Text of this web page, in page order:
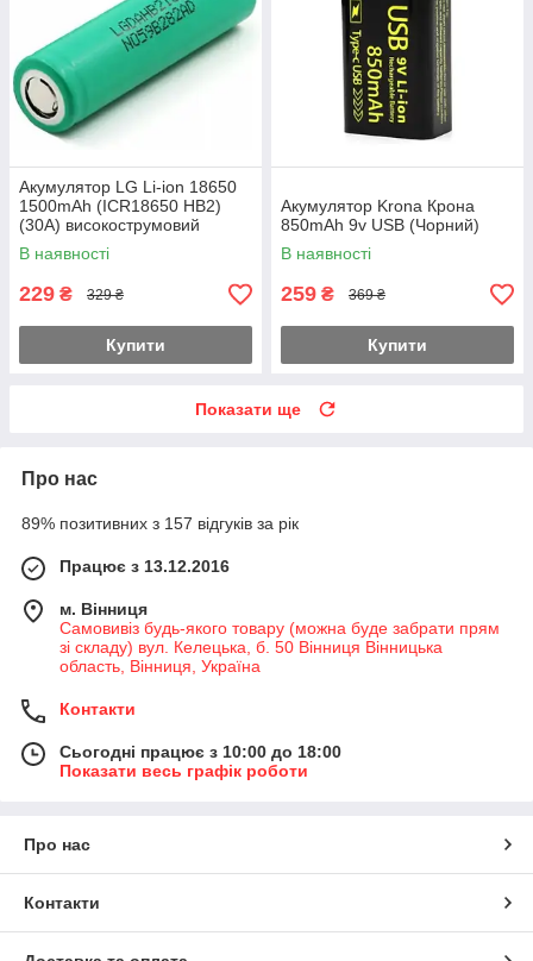
Акумулятор LG Li-ion 18650
1500mAh (ICR18650 HB2)
(30A) високострумовий
Зелений
В наявності
229 ₴ 329 ₴
Купити
Акумулятор Krona Крона
850mAh 9v USB (Чорний)
В наявності
259 ₴ 369 ₴
Купити
Показати ще
Про нас
89% позитивних з 157 відгуків за рік
Працює з 13.12.2016
м. Вінниця
Самовивіз будь-якого товару (можна буде забрати прям
зі складу) вул. Келецька, б. 50 Вінниця Вінницька
область, Вінниця, Україна
Контакти
Сьогодні працює з 10:00 до 18:00
Показати весь графік роботи
Про нас
Контакти